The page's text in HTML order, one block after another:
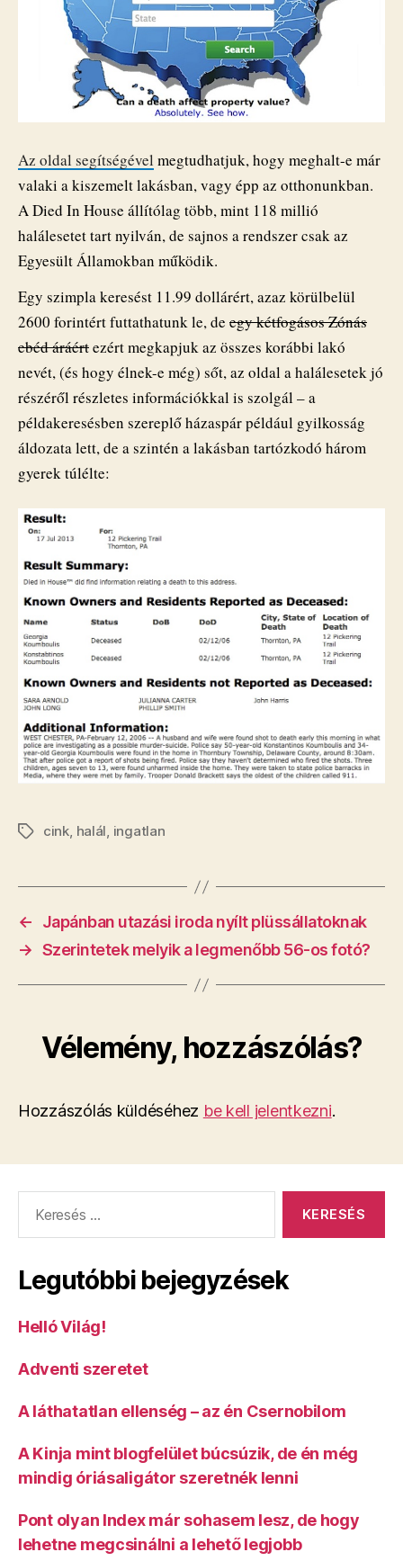
Az oldal segítségével megtudhatjuk, hogy meghalt-e már
valaki a kiszemelt lakásban, vagy épp az otthonunkban.
A Died In House állítólag több, mint 118 millió
halálesetet tart nyilván, de sajnos a rendszer csak az
Egyesült Államokban működik.
Egy szimpla keresést 11.99 dollárért, azaz körülbelül
2600 forintért futtathatunk le, de egy kétfogásos Zónás
ebéd áráértezért megkapjuk az összes korábbi lakó
nevét, (és hogy élnek-e még) sőt, az oldal a halálesetek jó
részéről részletes információkkal is szolgál – a
példakeresésben szereplő házaspár például gyilkosság
áldozata lett, de a szintén a lakásban tartózkodó három
gyerek túlélte:
Címkék
cink, halál, ingatlan
←
Japánban utazási iroda nyílt plüssállatoknak
→ Szerintetek melyik a legmenőbb 56-os fotó?
Vélemény, hozzászólás?
Hozzászólás küldéséhez be kell jelentkezni.
Legutóbbi bejegyzések
Helló Világ!
Adventi szeretet
A láthatatlan ellenség – az én Csernobilom
A Kinja mint blogfelület búcsúzik, de én még
mindig óriásaligátor szeretnék lenni
Pont olyan Index már sohasem lesz, de hogy
lehetne megcsinálni a lehető legjobb